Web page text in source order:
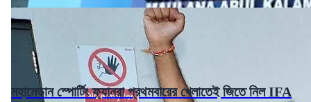
মহামেডান স্পোর্টিং ফ্যানরা প্রথমবারের খেলাতেই জিতে নিল IFA